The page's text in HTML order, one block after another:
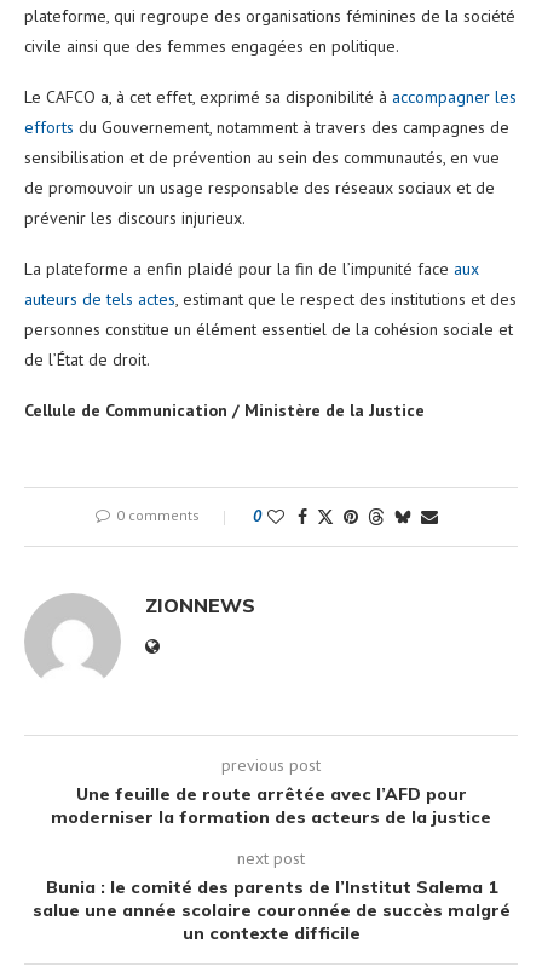
plateforme, qui regroupe des organisations féminines de la société
civile ainsi que des femmes engagées en politique.
Le CAFCO a, à cet effet, exprimé sa disponibilité à accompagner les
efforts du Gouvernement, notamment à travers des campagnes de
sensibilisation et de prévention au sein des communautés, en vue
de promouvoir un usage responsable des réseaux sociaux et de
prévenir les discours injurieux.
La plateforme a enfin plaidé pour la fin de l’impunité face aux
auteurs de tels actes, estimant que le respect des institutions et des
personnes constitue un élément essentiel de la cohésion sociale et
de l’État de droit.
Cellule de Communication / Ministère de la Justice
0 comments 0
ZIONNEWS
previous post
Une feuille de route arrêtée avec l’AFD pour
moderniser la formation des acteurs de la justice
next post
Bunia : le comité des parents de l’Institut Salema 1
salue une année scolaire couronnée de succès malgré
un contexte difficile